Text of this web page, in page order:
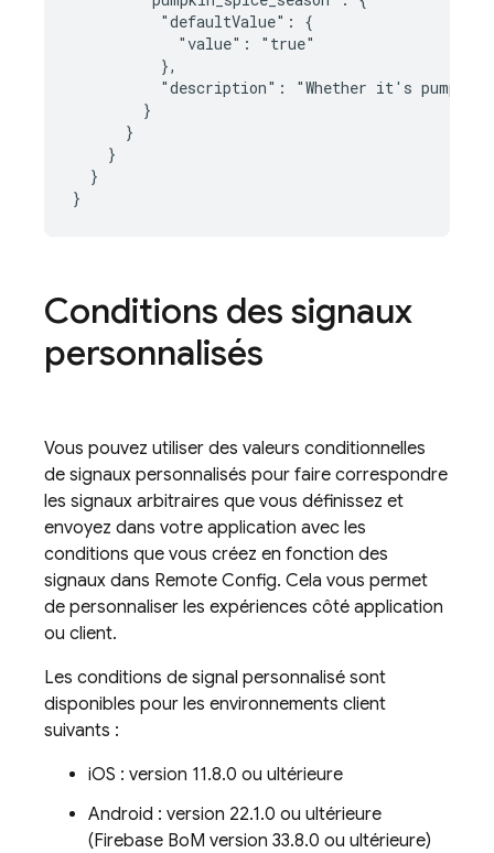
          "defaultValue": {
            "value": "true"
          },
"description": "Whether it's pumpkin
        }
      }
    }
  }
}
Conditions des signaux
personnalisés
Vous pouvez utiliser des valeurs conditionnelles
de signaux personnalisés pour faire correspondre
les signaux arbitraires que vous définissez et
envoyez dans votre application avec les
conditions que vous créez en fonction des
signaux dans Remote Config. Cela vous permet
de personnaliser les expériences côté application
ou client.
Les conditions de signal personnalisé sont
disponibles pour les environnements client
suivants :
iOS : version 11.8.0 ou ultérieure
Android : version 22.1.0 ou ultérieure
(Firebase BoM version 33.8.0 ou ultérieure)